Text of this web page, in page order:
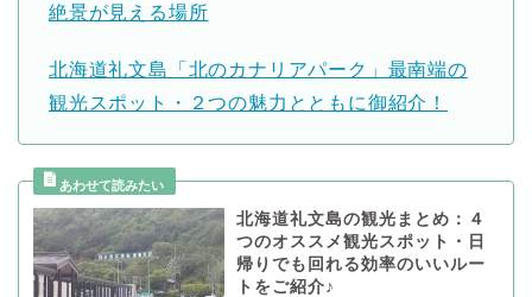
絶景が見える場所
北海道礼文島「北のカナリアパーク」最南端の
観光スポット・２つの魅力とともに御紹介！
北海道礼文島の観光まとめ：４
つのオススメ観光スポット・日
帰りでも回れる効率のいいルー
トをご紹介♪